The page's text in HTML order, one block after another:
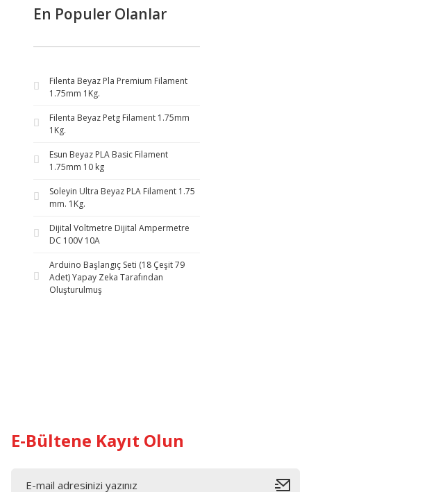
En Populer Olanlar
Filenta Beyaz Pla Premium Filament
1.75mm 1Kg.
Filenta Beyaz Petg Filament 1.75mm
1Kg.
Esun Beyaz PLA Basic Filament
1.75mm 10 kg
Soleyin Ultra Beyaz PLA Filament 1.75
mm. 1Kg.
Dijital Voltmetre Dijital Ampermetre
DC 100V 10A
Arduino Başlangıç Seti (18 Çeşit 79
Adet) Yapay Zeka Tarafından
Oluşturulmuş
E-Bültene Kayıt Olun